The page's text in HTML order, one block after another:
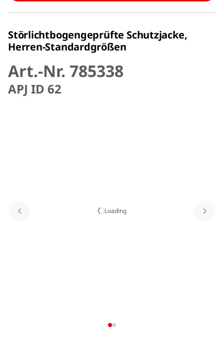
Störlichtbogengeprüfte Schutzjacke,
Herren-Standardgrößen
Art.-Nr. 785338
APJ ID 62
Loading